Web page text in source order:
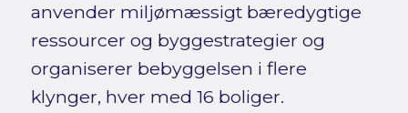
anvender miljømæssigt bæredygtige
ressourcer og byggestrategier og
organiserer bebyggelsen i flere
klynger, hver med 16 boliger.